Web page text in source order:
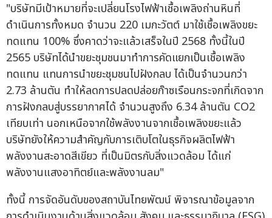
"บริษัทมีเป้าหมายที่จะเปลี่ยนโรงไฟฟ้าเชื้อเพลิงถ่านหินที่
ดำเนินการทั้งหมด จำนวน 220 เมกะวัตต์ มาใช้เชื้อเพลิงขยะ
ทดแทน 100% ซึ่งคาดว่าจะแล้วเสร็จในปี 2568 ทั้งนี้ในปี
2565 บริษัทได้นำขยะชุมชนมาทำการคัดแยกเป็นเชื้อเพลิง
ทดแทน แทนการนำขยะชุมชนไปฝังกลบ ได้เป็นจำนวนกว่า
2.73 ล้านตัน ทำให้ลดการปลดปล่อยก๊าซเรือนกระจกที่เกิดจาก
การฝังกลบสู่บรรยากาศได้ จำนวนสูงถึง 6.34 ล้านตัน CO2
เทียบเท่า นอกเหนือจากใช้พลังงานจากเชื้อเพลิงขยะแล้ว
บริษัทยังให้ความสำคัญกับการเติบโตในธุรกิจผลิตไฟฟ้า
พลังงานสะอาดสีเขียว ที่เป็นมิตรกับสิ่งแวดล้อม ได้แก่
พลังงานแสงอาทิตย์และพลังงานลม"
ทั้งนี้ การจัดอันดับของสถาบันไทยพัฒน์ พิจารณาข้อมูลจาก